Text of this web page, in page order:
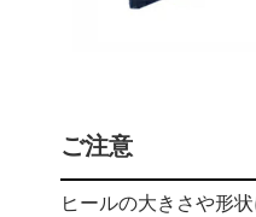
ご注意
ヒールの大きさや形